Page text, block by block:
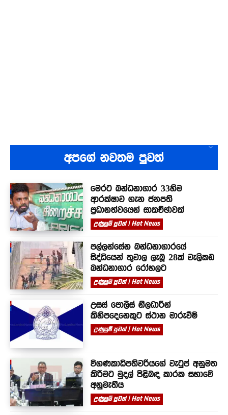
අපගේ නවතම පුවත්
මෙරට බන්ධනාගාර 33හිම
ආරක්ෂාව ගැන ජනපති
ප්‍රධානත්වයෙන් සාකච්ඡාවක්
උණුසුම් පුවත් | Hot News
පල්ලන්සේන බන්ධනාගාරයේ
සිද්ධියෙන් තුවාල ලැබූ 28ක් වැලිකඩ
බන්ධනාගාර රෝහලට
උණුසුම් පුවත් | Hot News
උසස් පොලිස් නිලධාරීන්
කිහිපදෙනෙකුට ස්ථාන මාරුවීම්
උණුසුම් පුවත් | Hot News
විගණකාධිපතිවරියගේ වැටුප් අනුමත
කිරීමට මුදල් පිළිබඳ කාරක සභාවේ
අනුමැතිය
උණුසුම් පුවත් | Hot News